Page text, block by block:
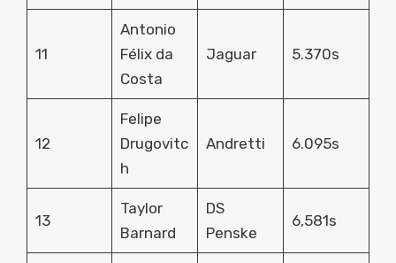
11
Antonio
Félix da
Costa
Jaguar 5.370s
12
Felipe
Drugovitc
h
Andretti 6.095s
13
Taylor
Barnard
DS
Penske
6,581s